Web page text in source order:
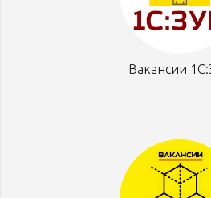
Вакансии